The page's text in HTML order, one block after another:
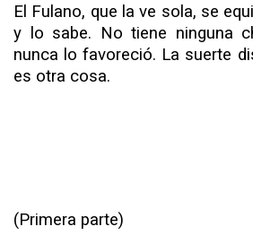
El Fulano, que la ve sola, se
y lo sabe. No tiene ninguna
nunca lo favoreció. La suerte
es otra cosa.
(Primera parte)